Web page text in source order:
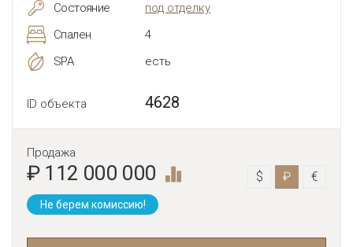
Состояние
под отделку
Спален
4
SPA
есть
ID объекта 4628
Продажа
₽ 112 000 000 $ ₽ €
Не берем комиссию!